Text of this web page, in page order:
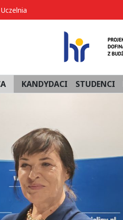
KANDYDACI STUDENCI